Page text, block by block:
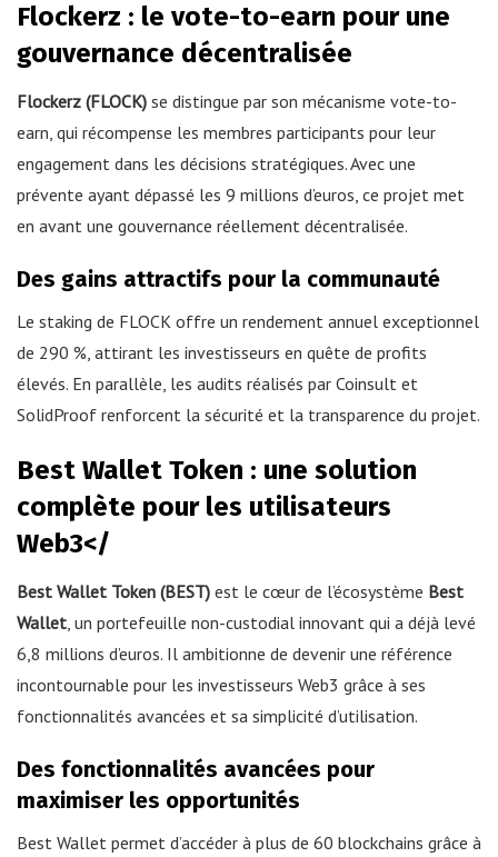
Flockerz : le vote-to-earn pour une
gouvernance décentralisée
Flockerz (FLOCK) se distingue par son mécanisme vote-to-
earn, qui récompense les membres participants pour leur
engagement dans les décisions stratégiques. Avec une
prévente ayant dépassé les 9 millions d’euros, ce projet met
en avant une gouvernance réellement décentralisée.
Des gains attractifs pour la communauté
Le staking de FLOCK offre un rendement annuel exceptionnel
de 290 %, attirant les investisseurs en quête de profits
élevés. En parallèle, les audits réalisés par Coinsult et
SolidProof renforcent la sécurité et la transparence du projet.
Best Wallet Token : une solution
complète pour les utilisateurs
Web3</
Best Wallet Token (BEST) est le cœur de l’écosystème Best
Wallet, un portefeuille non-custodial innovant qui a déjà levé
6,8 millions d’euros. Il ambitionne de devenir une référence
incontournable pour les investisseurs Web3 grâce à ses
fonctionnalités avancées et sa simplicité d’utilisation.
Des fonctionnalités avancées pour
maximiser les opportunités
Best Wallet permet d’accéder à plus de 60 blockchains grâce à